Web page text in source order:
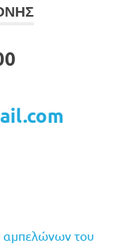
αμπελώνων του